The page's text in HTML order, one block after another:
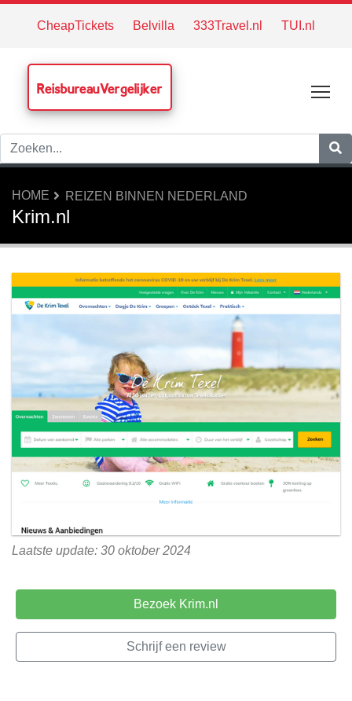
CheapTickets Belvilla 333Travel.nl TUI.nl
ReisbureauVergelijker
HOME REIZEN BINNEN NEDERLAND
Krim.nl
Laatste update: 30 oktober 2024
Bezoek Krim.nl
Schrijf een review